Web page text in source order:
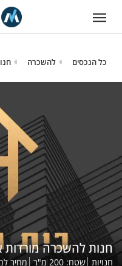
כל הנכסים להשכרה
חנות להשכרה מורדות
חנויות שטח: 200 מ"ר מחיר